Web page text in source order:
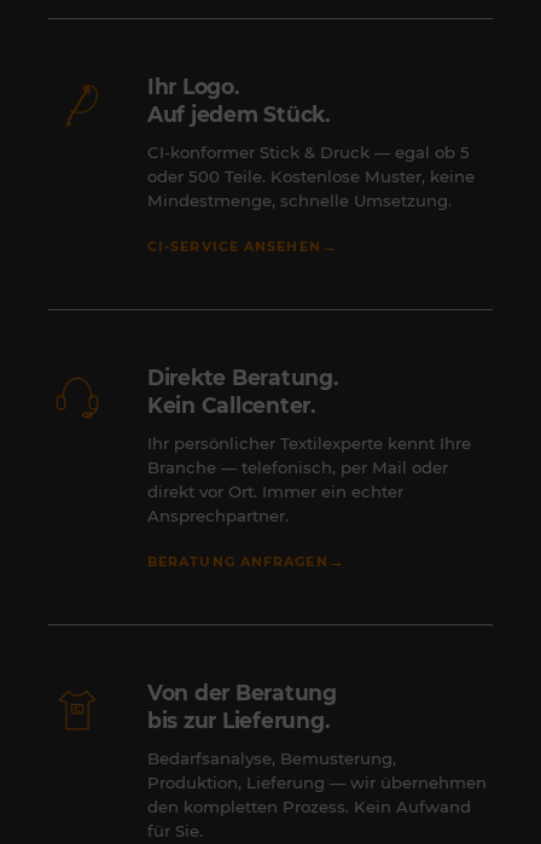
Ihr Logo.
Auf jedem Stück.
CI-konformer Stick & Druck — egal ob 5
oder 500 Teile. Kostenlose Muster, keine
Mindestmenge, schnelle Umsetzung.
CI-SERVICE ANSEHEN →
Direkte Beratung.
Kein Callcenter.
Ihr persönlicher Textilexperte kennt Ihre
Branche — telefonisch, per Mail oder
direkt vor Ort. Immer ein echter
Ansprechpartner.
BERATUNG ANFRAGEN →
Von der Beratung
bis zur Lieferung.
Bedarfsanalyse, Bemusterung,
Produktion, Lieferung — wir übernehmen
den kompletten Prozess. Kein Aufwand
für Sie.